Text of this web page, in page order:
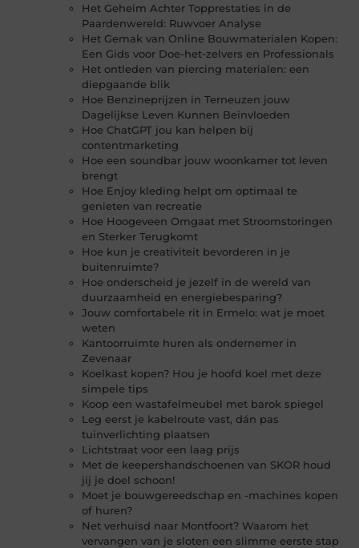
Het Geheim Achter Topprestaties in de
Paardenwereld: Ruwvoer Analyse
Het Gemak van Online Bouwmaterialen Kopen:
Een Gids voor Doe-het-zelvers en Professionals
Het ontleden van piercing materialen: een
diepgaande blik
Hoe Benzineprijzen in Terneuzen jouw
Dagelijkse Leven Kunnen Beïnvloeden
Hoe ChatGPT jou kan helpen bij
contentmarketing
Hoe een soundbar jouw woonkamer tot leven
brengt
Hoe Enjoy kleding helpt om optimaal te
genieten van recreatie
Hoe Hoogeveen Omgaat met Stroomstoringen
en Sterker Terugkomt
Hoe kun je creativiteit bevorderen in je
buitenruimte?
Hoe onderscheid je jezelf in de wereld van
duurzaamheid en energiebesparing?
Jouw comfortabele rit in Ermelo: wat je moet
weten
Kantoorruimte huren als ondernemer in
Zevenaar
Koelkast kopen? Hou je hoofd koel met deze
simpele tips
Koop een wastafelmeubel met barok spiegel
Leg eerst je kabelroute vast, dán pas
tuinverlichting plaatsen
Lichtstraat voor een laag prijs
Met de keepershandschoenen van SKOR houd
jij je doel schoon!
Moet je bouwgereedschap en -machines kopen
of huren?
Net verhuisd naar Montfoort? Waarom het
vervangen van je sloten een slimme eerste stap